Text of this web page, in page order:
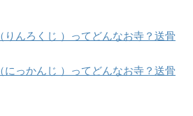
りんろくじ ）ってどんなお寺？送骨
にっかんじ ）ってどんなお寺？送骨